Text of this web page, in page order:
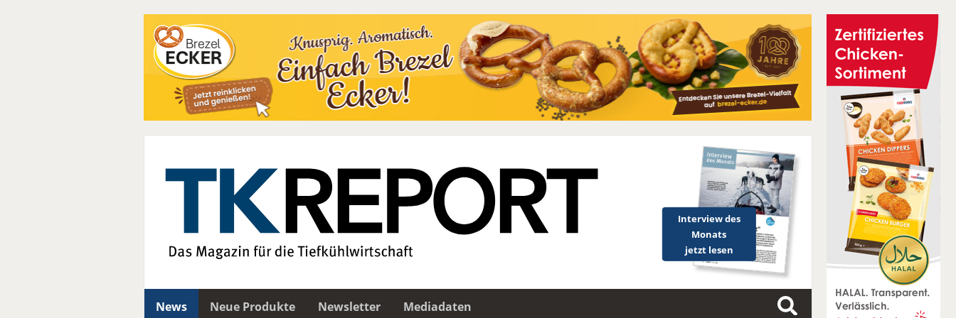
Interview des
Monats
jetzt lesen
News Neue Produkte Newsletter
Mediadaten